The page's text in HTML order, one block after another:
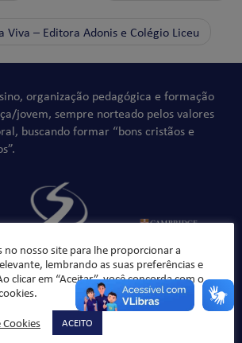
Viva – Editora Adonis e Colégio Liceu
organização pedagógica e formação
jovem, sempre norteado pelos valores
buscando formar “bons cristãos e
no nosso site para lhe proporcionar a
lembrando as suas preferências e
clicar em “Aceitar”, você concorda com o
ACEITO